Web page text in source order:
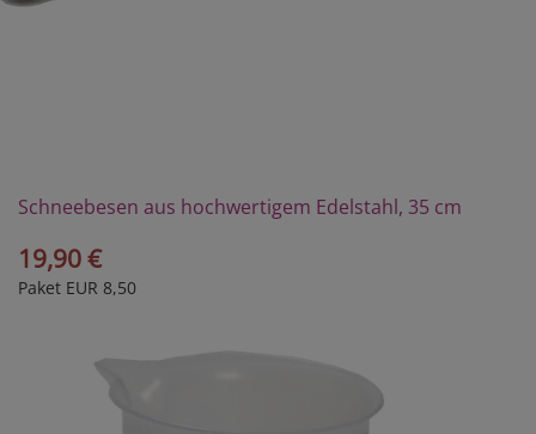
Schneebesen aus hochwertigem Edelstahl, 35 cm
19,90 €
Paket EUR 8,50